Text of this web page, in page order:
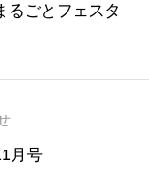
ごとフェスタ
月号